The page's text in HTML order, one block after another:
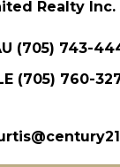
Realty
(705) 743-
(705) 760-